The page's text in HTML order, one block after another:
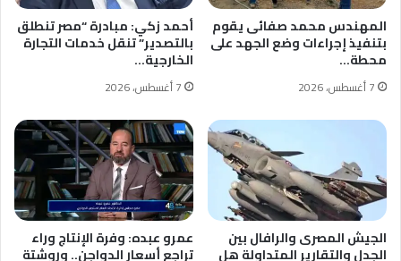
المهندس محمد صفائى يقوم
بتنفيذ إجراءات وضع الجهد على
محطة…
7 أغسطس، 2026
أحمد زكي: مبادرة “مصر تنطلق
بالتصدير” تنقل خدمات التجارة
الخارجية…
7 أغسطس، 2026
الجيش المصرى والرافال بين
الجدل والتقارير المتداولة هل
عمرو عبده: وفرة الإنتاج وراء
تراجع أسعار الدواجن.. وروشتة